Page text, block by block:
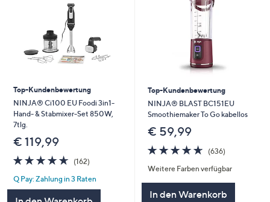
rechts,
anzuzeigen.
Top-Kundenbewertung
NINJA® Ci100 EU Foodi 3in1-
Hand- & Stabmixer-Set 850W,
7tlg.
€ 119,99
4.6
von
5
(162)162
Q Pay: Zahlung in 3 Raten
Top-Kundenbewertung
NINJA® BLAST BC151EU
Smoothiemaker To Go kabellos
€ 59,99
4.6
von
5
(636)636
Weitere Farben verfügbar
In den Warenkorb